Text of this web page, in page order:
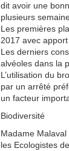
dit avoir une
plusieurs
Les premières
2017 avec apport
Les derniers
alvéoles dans la
L’utilisation du
par un arrêté
un facteur
Biodiversité
Madame
les Ecologistes